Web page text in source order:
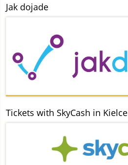
Jak dojade
Tickets with SkyCash in Kielce